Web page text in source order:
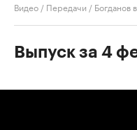
Видео / Передачи / Богданов
Выпуск за 4